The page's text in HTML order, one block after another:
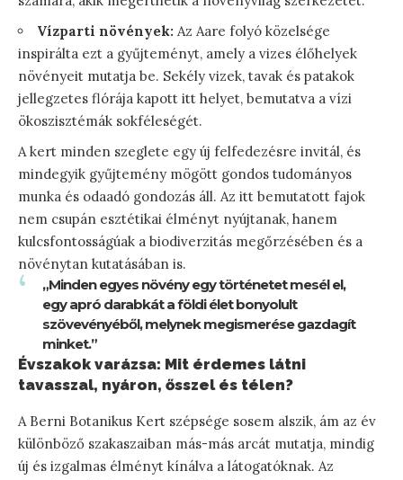
Vízparti növények: Az Aare folyó közelsége
inspirálta ezt a gyűjteményt, amely a vizes élőhelyek
növényeit mutatja be. Sekély vizek, tavak és patakok
jellegzetes flórája kapott itt helyet, bemutatva a vízi
ökoszisztémák sokféleségét.
A kert minden szeglete egy új felfedezésre invitál, és
mindegyik gyűjtemény mögött gondos tudományos
munka és odaadó gondozás áll. Az itt bemutatott fajok
nem csupán esztétikai élményt nyújtanak, hanem
kulcsfontosságúak a biodiverzitás megőrzésében és a
növénytan kutatásában is.
„Minden egyes növény egy történetet mesél el,
egy apró darabkát a földi élet bonyolult
szövevényéből, melynek megismerése gazdagít
minket.”
Évszakok varázsa: Mit érdemes látni
tavasszal, nyáron, ősszel és télen?
A Berni Botanikus Kert szépsége sosem alszik, ám az év
különböző szakaszaiban más-más arcát mutatja, mindig
új és izgalmas élményt kínálva a látogatóknak. Az